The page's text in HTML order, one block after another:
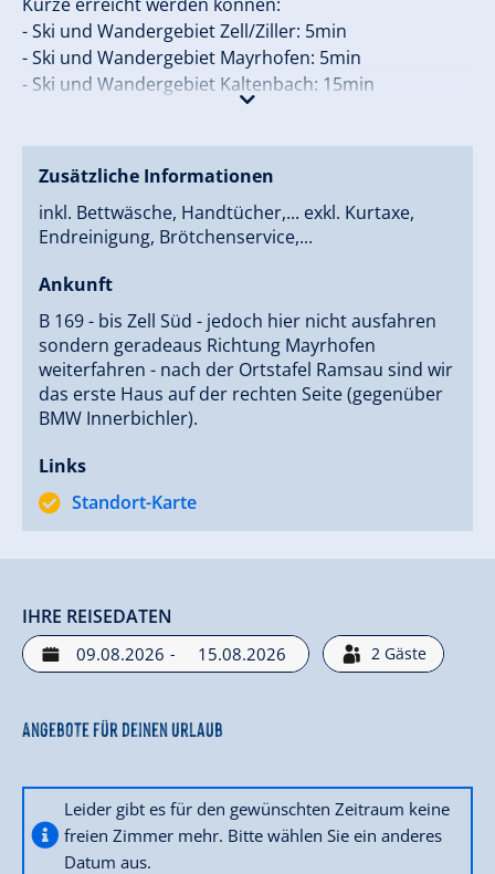
- Ski und Wandergebiet Zell/Ziller: 5min
- Ski und Wandergebiet Mayrhofen: 5min
- Ski und Wandergebiet Kaltenbach: 15min
- Hintertuxer Gletscher: 30 min
Zusätzliche Informationen
inkl. Bettwäsche, Handtücher,... exkl. Kurtaxe,
Endreinigung, Brötchenservice,...
Ankunft
B 169 - bis Zell Süd - jedoch hier nicht ausfahren
sondern geradeaus Richtung Mayrhofen
weiterfahren - nach der Ortstafel Ramsau sind wir
das erste Haus auf der rechten Seite (gegenüber
BMW Innerbichler).
Links
Standort-Karte
IHRE REISEDATEN
- 2 Gäste
Angebote für deinen Urlaub
Leider gibt es für den gewünschten Zeitraum keine
freien Zimmer mehr. Bitte wählen Sie ein anderes
Datum aus.